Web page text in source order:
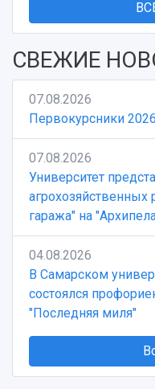
СВЕЖИЕ
07.08.2026
Первокурсники
07.08.2026
Университет
гаража" на
04.08.2026
В Самарском
состоялся
"Последняя миля"